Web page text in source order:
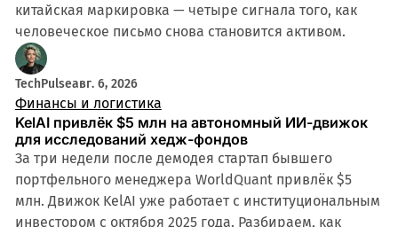
китайская маркировка — четыре сигнала того, как
человеческое письмо снова становится активом.
TechPulseавг. 6, 2026
Финансы и логистика
KelAI привлёк $5 млн на автономный ИИ-движок
для исследований хедж-фондов
За три недели после демодея стартап бывшего
портфельного менеджера WorldQuant привлёк $5
млн. Движок KelAI уже работает с институциональным
инвестором с октября 2025 года. Разбираем, как